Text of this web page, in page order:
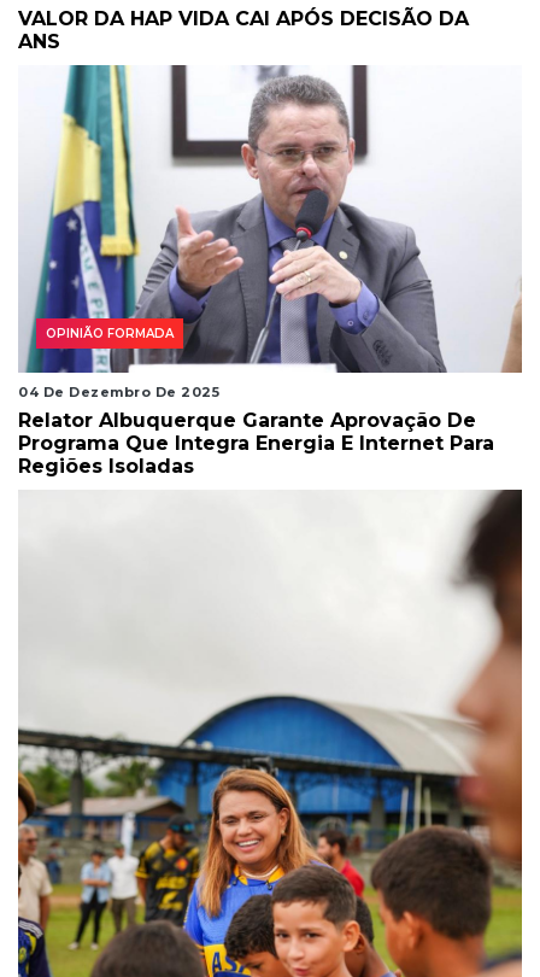
VALOR DA HAP VIDA CAI APÓS DECISÃO DA
ANS
OPINIÃO FORMADA
04 De Dezembro De 2025
Relator Albuquerque Garante Aprovação De
Programa Que Integra Energia E Internet Para
Regiões Isoladas